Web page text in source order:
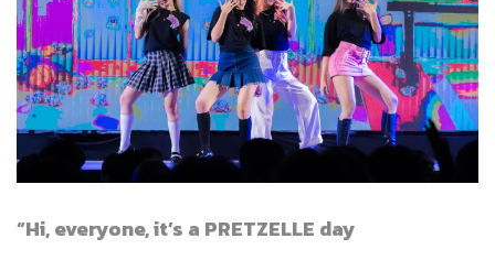
“Hi, everyone, it’s a PRETZELLE day